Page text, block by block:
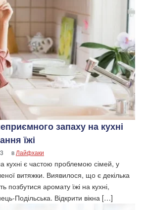
запаху на кухні
їжі
в Лайфхаки
кухні є частою проблемою сімей, у
витяжки. Виявилося, що є декілька
позбутися аромату їжі на кухні,
Подільська. Відкрити вікна […]